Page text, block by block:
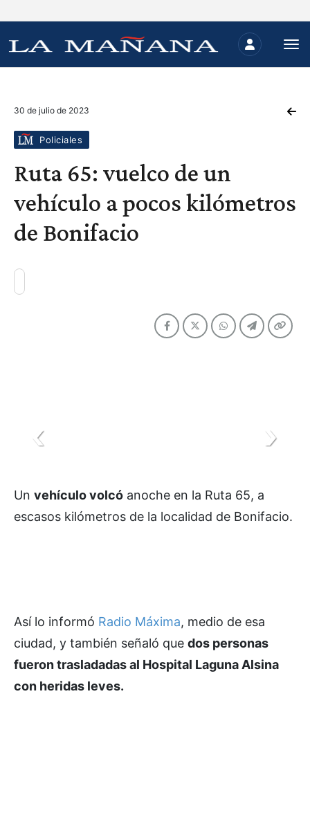
30 de julio de 2023
Policiales
Ruta 65: vuelco de un
vehículo a pocos kilómetros
de Bonifacio
Un vehículo volcó anoche en la Ruta 65, a
escasos kilómetros de la localidad de Bonifacio.
Así lo informó Radio Máxima, medio de esa
ciudad, y también señaló que dos personas
fueron trasladadas al Hospital Laguna Alsina
con heridas leves.